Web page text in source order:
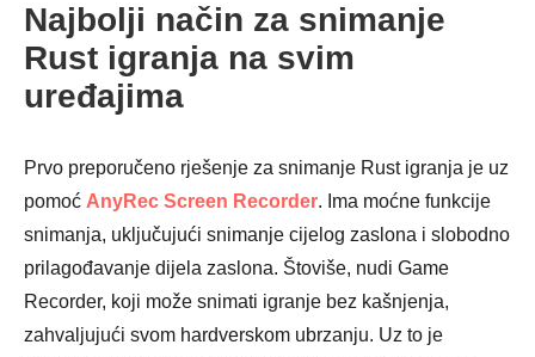
Najbolji način za snimanje
Rust igranja na svim
uređajima
Prvo preporučeno rješenje za snimanje Rust igranja je uz
pomoć AnyRec Screen Recorder. Ima moćne funkcije
snimanja, uključujući snimanje cijelog zaslona i slobodno
prilagođavanje dijela zaslona. Štoviše, nudi Game
Recorder, koji može snimati igranje bez kašnjenja,
zahvaljujući svom hardverskom ubrzanju. Uz to je